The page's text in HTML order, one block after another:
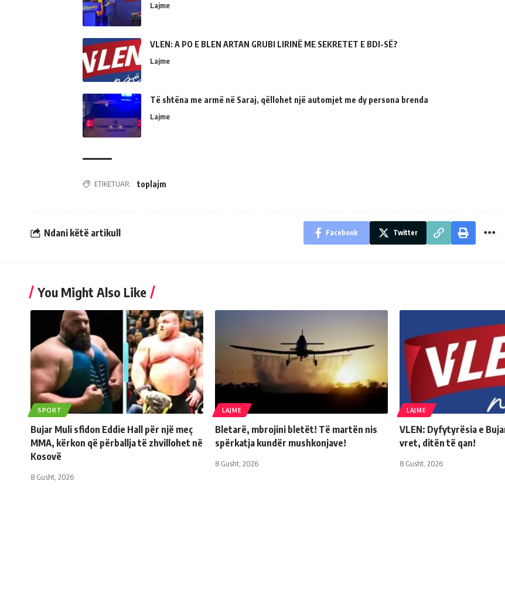
Lajme
VLEN: A PO E BLEN ARTAN GRUBI LIRINË ME SEKRETET E BDI-SË?
Lajme
Të shtëna me armë në Saraj, qëllohet një automjet me dy persona brenda
Lajme
ETIKETUAR: toplajm
Ndani këtë artikull Facebook Twitter
You Might Also Like
SPORT
Bujar Muli sfidon Eddie Hall për një meç
MMA, kërkon që përballja të zhvillohet në
Kosovë
8 Gusht, 2026
LAJME
Bletarë, mbrojini bletët! Të martën nis
spërkatja kundër mushkonjave!
8 Gusht, 2026
LAJME
VLEN: Dyfytyrësia e
vret, ditën të qan!
8 Gusht, 2026